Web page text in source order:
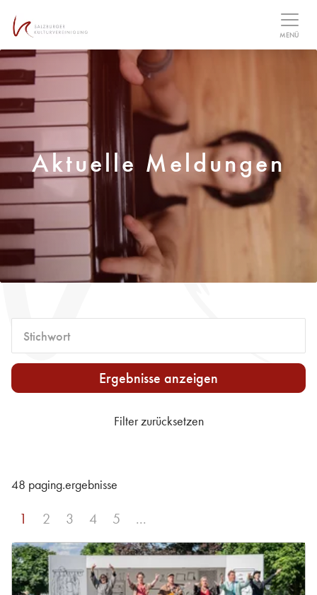
MENÜ
Aktuelle Meldungen
Ergebnisse anzeigen
Filter zurücksetzen
48 paging.ergebnisse
sr.page
1 sr.page
2 sr.page
3 sr.page
4 sr.page
5 ...